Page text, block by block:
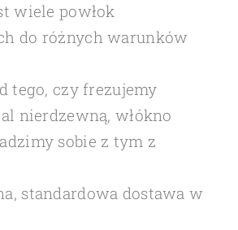
wiele powłok
do różnych warunków
tego, czy frezujemy
nierdzewną, włókno
sobie z tym z
standardowa dostawa w